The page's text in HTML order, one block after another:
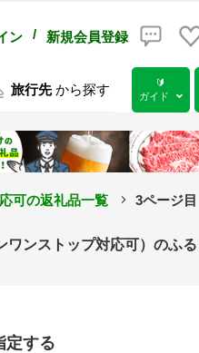
ン / 新規会員登録
旅行先 から探す
🔰
ガイド
可の返礼品一覧 3ページ目
ンストップ対応可）のふ
定する